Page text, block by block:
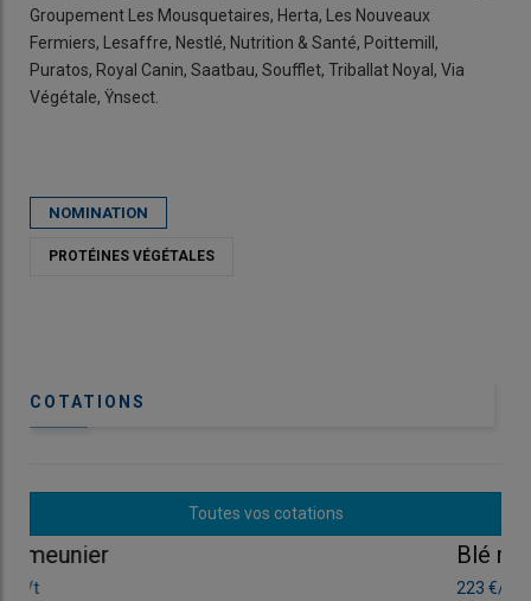
Groupement Les Mousquetaires, Herta, Les Nouveaux
Fermiers, Lesaffre, Nestlé, Nutrition & Santé, Poittemill,
Puratos, Royal Canin, Saatbau, Soufflet, Triballat Noyal, Via
Végétale, Ÿnsect.
NOMINATION
PROTÉINES VÉGÉTALES
COTATIONS
Toutes vos cotations
Blé meunier